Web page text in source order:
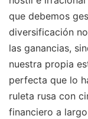
que debemos
diversificación
las ganancias,
nuestra propia
perfecta que lo
ruleta rusa con
financiero a